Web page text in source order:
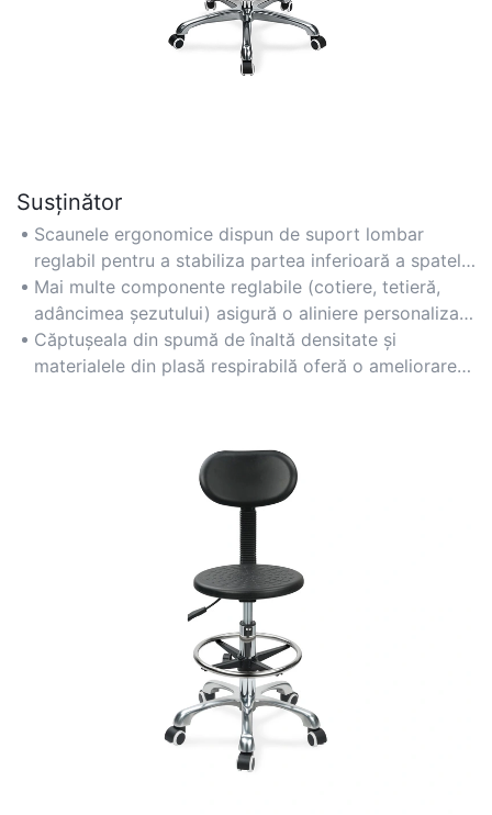
Susținător
Scaunele ergonomice dispun de suport lombar
reglabil pentru a stabiliza partea inferioară a spatelui
și a reduce tensiunea asupra coloanei vertebrale.
Mai multe componente reglabile (cotiere, tetieră,
adâncimea șezutului) asigură o aliniere personalizată
pentru diverse tipuri de corp.
Căptușeala din spumă de înaltă densitate și
materialele din plasă respirabilă oferă o ameliorare